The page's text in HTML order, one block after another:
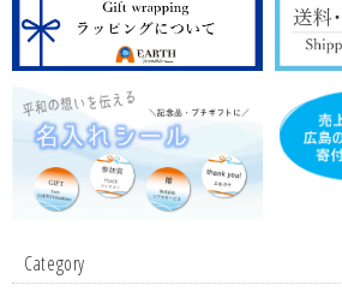
Category